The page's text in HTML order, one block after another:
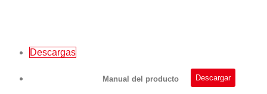
Descargas
Manual del producto Descargar